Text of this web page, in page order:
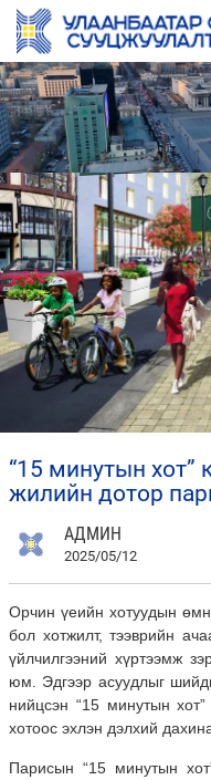
“15 минутын хот” концепц дөрөвхөн
жилийн дотор
АДМИН
2025/05/12
Орчин үеийн хотуудын
бол хотжилт, тээврийн
үйлчилгээний хүртээмж
юм. Эдгээр асуудлыг
нийцсэн “15 минутын
хотоос эхлэн дэлхий
Парисын “15 минутын